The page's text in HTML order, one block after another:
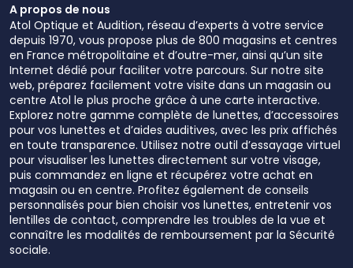
A propos de nous
Atol Optique et Audition, réseau d’experts à votre service
depuis 1970, vous propose plus de 800 magasins et centres
en France métropolitaine et d’outre-mer, ainsi qu’un site
Internet dédié pour faciliter votre parcours. Sur notre site
web, préparez facilement votre visite dans un magasin ou
centre Atol le plus proche grâce à une carte interactive.
Explorez notre gamme complète de lunettes, d’accessoires
pour vos lunettes et d’aides auditives, avec les prix affichés
en toute transparence. Utilisez notre outil d’essayage virtuel
pour visualiser les lunettes directement sur votre visage,
puis commandez en ligne et récupérez votre achat en
magasin ou en centre. Profitez également de conseils
personnalisés pour bien choisir vos lunettes, entretenir vos
lentilles de contact, comprendre les troubles de la vue et
connaître les modalités de remboursement par la Sécurité
sociale.